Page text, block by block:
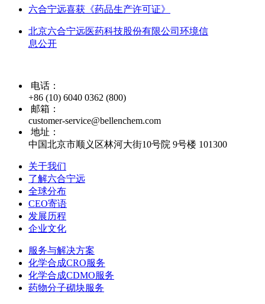
六合宁远喜获《药品生产许可证》
北京六合宁远医药科技股份有限公司环境信
息公开
电话：
+86 (10) 6040 0362 (800)
邮箱：
customer-service@bellenchem.com
地址：
中国北京市顺义区林河大街10号院 9号楼 101300
关于我们
了解六合宁远
全球分布
CEO寄语
发展历程
企业文化
服务与解决方案
化学合成CRO服务
化学合成CDMO服务
药物分子砌块服务